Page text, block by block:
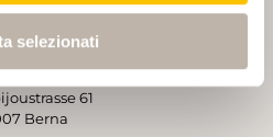
selezionati
61
Berna